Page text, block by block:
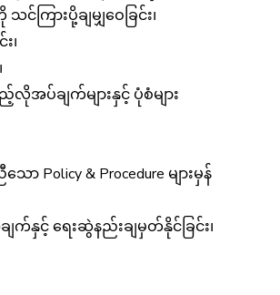
ြားပို့ချမျှဝေခြင်း၊
၊
ပ်ချက်များနှင့် ပုံစံများ
Policy & Procedure များမှန်
င့် ရေးဆွဲနည်းချမှတ်နိုင်ခြင်း၊